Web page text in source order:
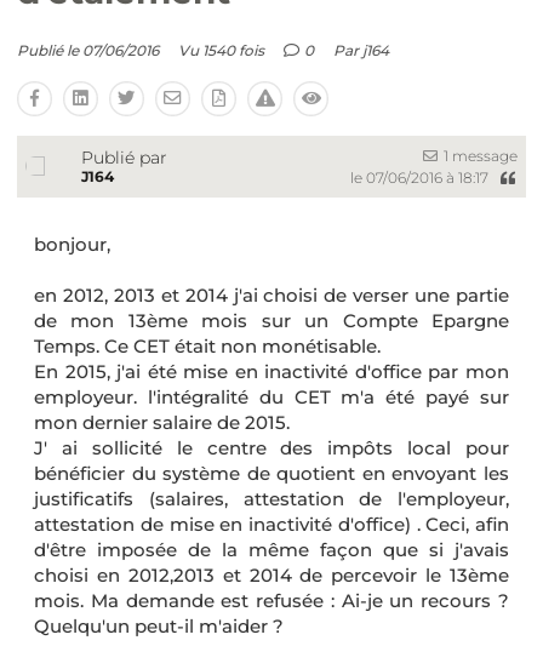
Publié le 07/06/2016 Vu 1540 fois 0 Par j164
Publié par
J164
1 message
le 07/06/2016 à 18:17
bonjour,
en 2012, 2013 et 2014 j'ai choisi de verser une partie
de mon 13ème mois sur un Compte Epargne
Temps. Ce CET était non monétisable.
En 2015, j'ai été mise en inactivité d'office par mon
employeur. l'intégralité du CET m'a été payé sur
mon dernier salaire de 2015.
J' ai sollicité le centre des impôts local pour
bénéficier du système de quotient en envoyant les
justificatifs (salaires, attestation de l'employeur,
attestation de mise en inactivité d'office) . Ceci, afin
d'être imposée de la même façon que si j'avais
choisi en 2012,2013 et 2014 de percevoir le 13ème
mois. Ma demande est refusée : Ai-je un recours ?
Quelqu'un peut-il m'aider ?